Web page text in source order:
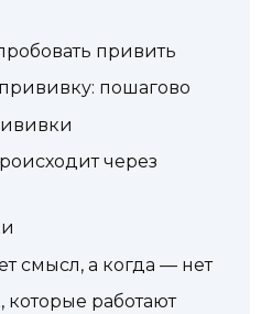
привить
пошагово
через
смысл, а когда — нет
которые работают